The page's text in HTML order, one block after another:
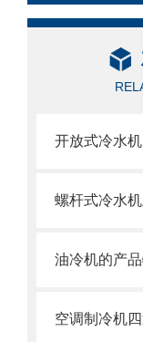
油冷机的产
空调制冷机